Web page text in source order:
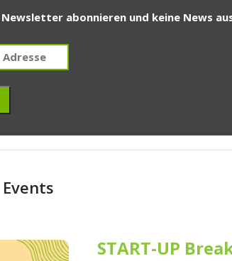
abonnieren und keine News
START-UP